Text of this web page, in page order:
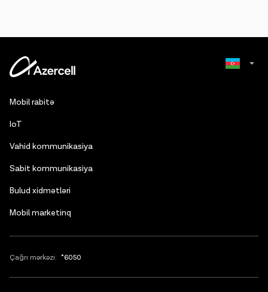
Mobil rabitə
IoT
Vahid kommunikasiya
Sabit kommunikasiya
Bulud xidmətləri
Mobil marketinq
Çağrı mərkəzi: *6050